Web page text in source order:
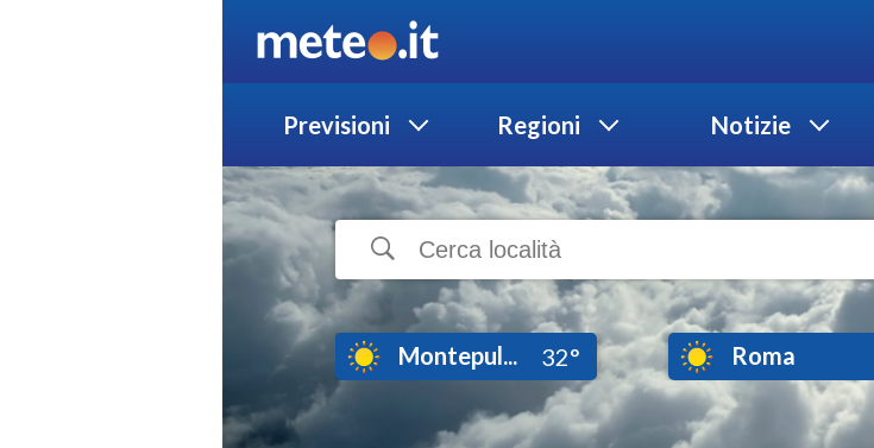
Previsioni Regioni Notizie
Montepul... 32° Roma